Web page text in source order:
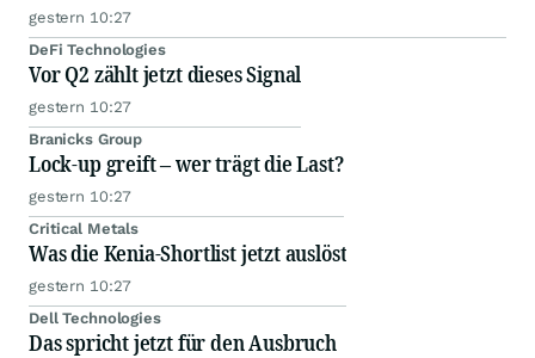
gestern 10:27
DeFi Technologies
Vor Q2 zählt jetzt dieses Signal
gestern 10:27
Branicks Group
Lock-up greift – wer trägt die Last?
gestern 10:27
Critical Metals
Was die Kenia-Shortlist jetzt auslöst
gestern 10:27
Dell Technologies
Das spricht jetzt für den Ausbruch